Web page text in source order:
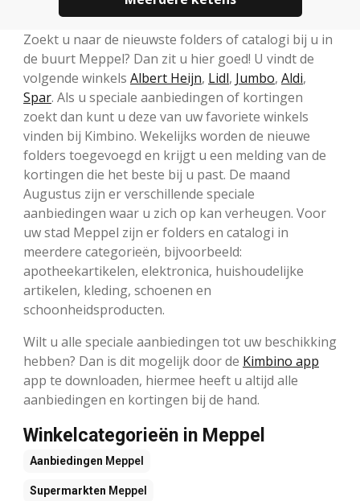
Zoekt u naar de nieuwste folders of catalogi bij u in
de buurt Meppel? Dan zit u hier goed! U vindt de
volgende winkels Albert Heijn, Lidl, Jumbo, Aldi,
Spar. Als u speciale aanbiedingen of kortingen
zoekt dan kunt u deze van uw favoriete winkels
vinden bij Kimbino. Wekelijks worden de nieuwe
folders toegevoegd en krijgt u een melding van de
kortingen die het beste bij u past. De maand
Augustus zijn er verschillende speciale
aanbiedingen waar u zich op kan verheugen. Voor
uw stad Meppel zijn er folders en catalogi in
meerdere categorieën, bijvoorbeeld:
apotheekartikelen, elektronica, huishoudelijke
artikelen, kleding, schoenen en
schoonheidsproducten.
Wilt u alle speciale aanbiedingen tot uw beschikking
hebben? Dan is dit mogelijk door de Kimbino app
app te downloaden, hiermee heeft u altijd alle
aanbiedingen en kortingen bij de hand.
Winkelcategorieën in Meppel
Aanbiedingen Meppel
Supermarkten Meppel